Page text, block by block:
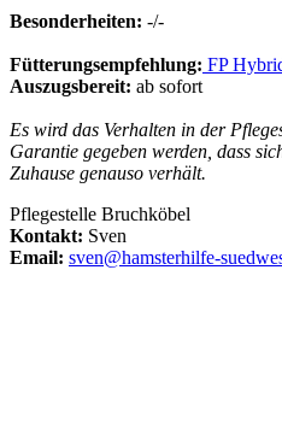
Besonderheiten: -/-
Fütterungsempfehlung: FP
Auszugsbereit: ab sofort
Es wird das Verhalten in der
Garantie gegeben werden, dass
Zuhause genauso verhält.
Pflegestelle Bruchköbel
Kontakt: Sven
Email: sven@hamsterhilfe-